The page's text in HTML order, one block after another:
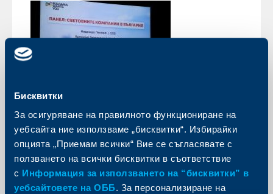
Бисквитки
За осигуряване на правилното функциониране на
уебсайта ние използваме „бисквитки“. Избирайки
опцията „Приемам всички“ Вие се съгласявате с
ползването на всички бисквитки в съответствие
с Информация за използването на “бисквитки” в
уебсайтовете на ОББ. За персонализиране на
ОББ и ДЗИ с участие на кариерния
форум „България на пет океана“ на
Bulgaria Wants You